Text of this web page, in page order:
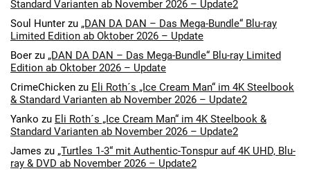
Standard Varianten ab November 2026 – Update2
Soul Hunter zu „DAN DA DAN – Das Mega-Bundle“ Blu-ray
Limited Edition ab Oktober 2026 – Update
Boer zu „DAN DA DAN – Das Mega-Bundle“ Blu-ray Limited
Edition ab Oktober 2026 – Update
CrimeChicken zu Eli Roth´s „Ice Cream Man“ im 4K Steelbook
& Standard Varianten ab November 2026 – Update2
Yanko zu Eli Roth´s „Ice Cream Man“ im 4K Steelbook &
Standard Varianten ab November 2026 – Update2
James zu „Turtles 1-3“ mit Authentic-Tonspur auf 4K UHD, Blu-
ray & DVD ab November 2026 – Update2